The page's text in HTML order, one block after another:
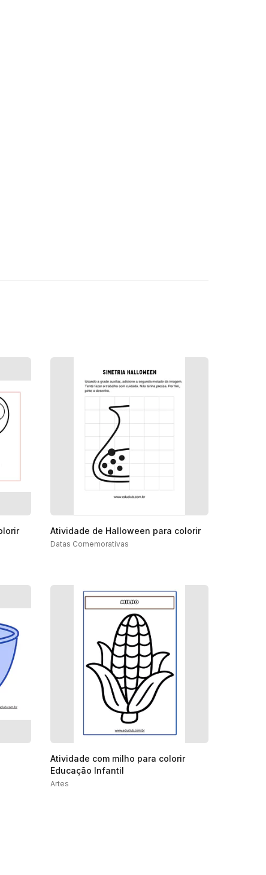
Atividade de Halloween para colorir
Datas Comemorativas
Atividade com milho para colorir
Educação Infantil
Artes